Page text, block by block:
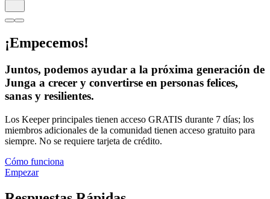
¡Empecemos!
Juntos, podemos ayudar a la próxima generación de
Junga a crecer y convertirse en personas felices,
sanas y resilientes.
Los Keeper principales tienen acceso GRATIS durante 7 días; los
miembros adicionales de la comunidad tienen acceso gratuito para
siempre. No se requiere tarjeta de crédito.
Cómo funciona
Empezar